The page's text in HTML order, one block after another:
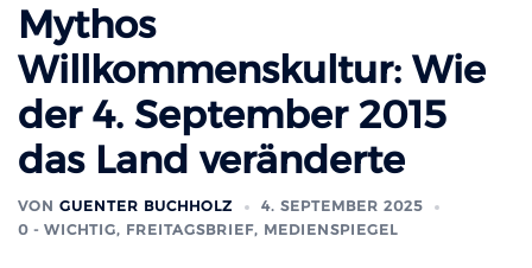
Mythos
Willkommenskultur: Wie
der 4. September 2015
das Land veränderte
VON GUENTER BUCHHOLZ
4. SEPTEMBER 2025
0 - WICHTIG, FREITAGSBRIEF, MEDIENSPIEGEL